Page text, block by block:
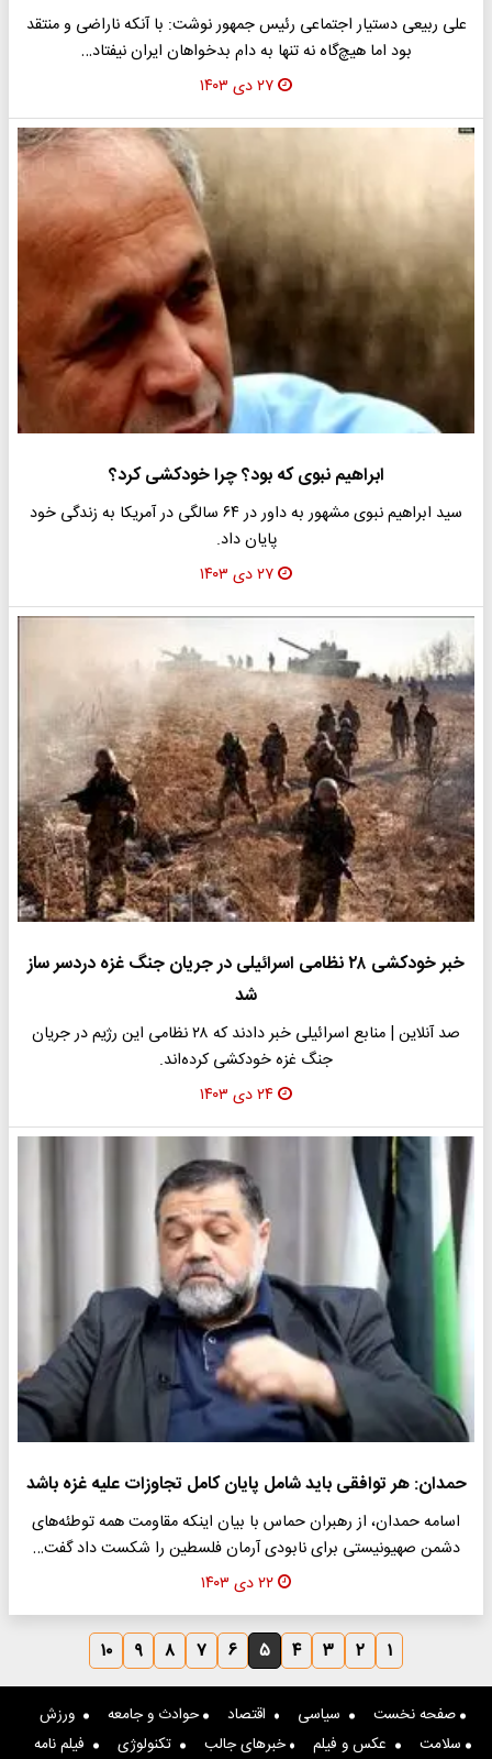
علی ربیعی دستیار اجتماعی رئیس جمهور نوشت: با آنکه ناراضی و منتقد
بود اما هیچ‌گاه نه تنها به دام بدخواهان ایران نیفتاد…
۲۷ دی ۱۴۰۳
ابراهیم نبوی که بود؟ چرا خودکشی کرد؟
سید ابراهیم نبوی مشهور به داور در ۶۴ سالگی در آمریکا به زندگی خود
پایان داد.
۲۷ دی ۱۴۰۳
خبر خودکشی ۲۸ نظامی اسرائیلی در جریان جنگ غزه دردسر ساز
شد
صد آنلاین | منابع اسرائیلی خبر دادند که ۲۸ نظامی این رژیم در جریان
جنگ غزه خودکشی کرده‌اند.
۲۴ دی ۱۴۰۳
حمدان: هر توافقی باید شامل پایان کامل تجاوزات علیه غزه باشد
اسامه حمدان، از رهبران حماس با بیان اینکه مقاومت همه توطئه‌های
دشمن صهیونیستی برای نابودی آرمان فلسطین را شکست داد گفت…
۲۲ دی ۱۴۰۳
۱ ۲ ۳ ۴ ۵ ۶ ۷ ۸ ۹ ۱۰
صفحه نخست سیاسی اقتصاد حوادث و جامعه
ورزش
سلامت
عکس و فیلم خبرهای جالب تکنولوژی فیلم نامه